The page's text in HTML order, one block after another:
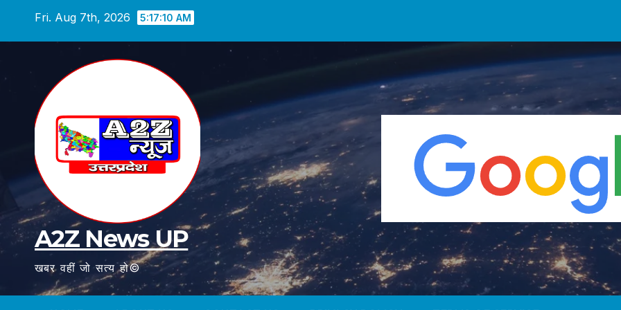
Fri. Aug 7th, 2026 5:17:12 AM
A2Z News UP
खबर वहीं जो सत्य हो©